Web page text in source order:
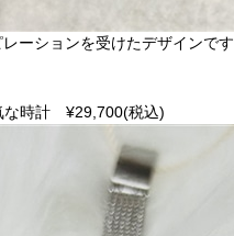
ーションを受けたデザインです
な時計 ¥29,700(税込)